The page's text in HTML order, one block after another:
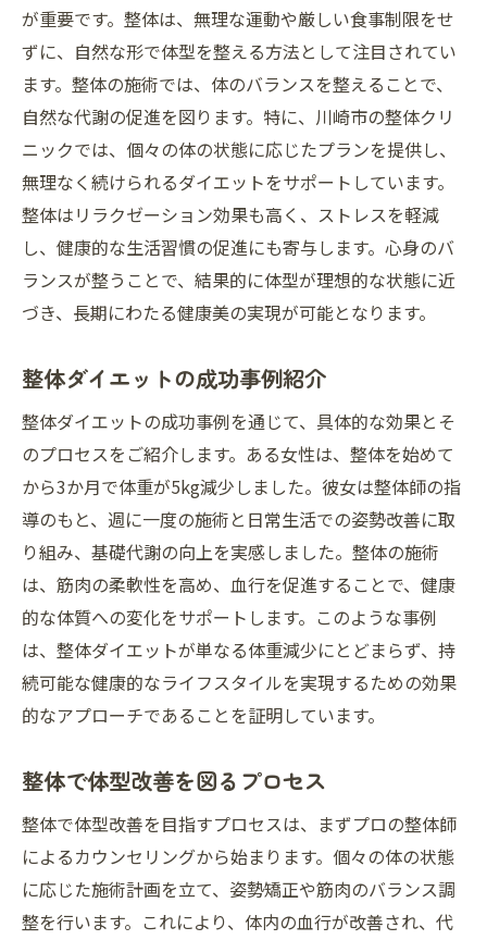
が重要です。整体は、無理な運動や厳しい食事制限をせ
ずに、自然な形で体型を整える方法として注目されてい
ます。整体の施術では、体のバランスを整えることで、
自然な代謝の促進を図ります。特に、川崎市の整体クリ
ニックでは、個々の体の状態に応じたプランを提供し、
無理なく続けられるダイエットをサポートしています。
整体はリラクゼーション効果も高く、ストレスを軽減
し、健康的な生活習慣の促進にも寄与します。心身のバ
ランスが整うことで、結果的に体型が理想的な状態に近
づき、長期にわたる健康美の実現が可能となります。
整体ダイエットの成功事例紹介
整体ダイエットの成功事例を通じて、具体的な効果とそ
のプロセスをご紹介します。ある女性は、整体を始めて
から3か月で体重が5kg減少しました。彼女は整体師の指
導のもと、週に一度の施術と日常生活での姿勢改善に取
り組み、基礎代謝の向上を実感しました。整体の施術
は、筋肉の柔軟性を高め、血行を促進することで、健康
的な体質への変化をサポートします。このような事例
は、整体ダイエットが単なる体重減少にとどまらず、持
続可能な健康的なライフスタイルを実現するための効果
的なアプローチであることを証明しています。
整体で体型改善を図るプロセス
整体で体型改善を目指すプロセスは、まずプロの整体師
によるカウンセリングから始まります。個々の体の状態
に応じた施術計画を立て、姿勢矯正や筋肉のバランス調
整を行います。これにより、体内の血行が改善され、代